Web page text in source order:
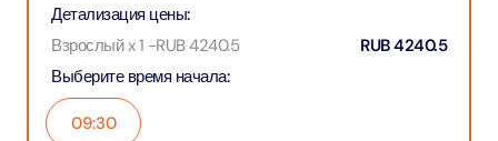
Выберите время начала:
09:30
Детализация цены:
Взрослый x 1 -RUB4240.5 RUB4240.5